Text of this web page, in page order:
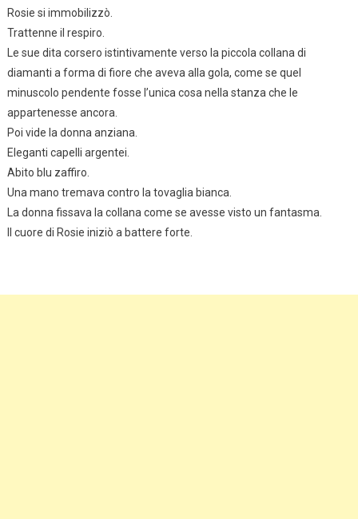
Rosie si immobilizzò.
Trattenne il respiro.
Le sue dita corsero istintivamente verso la piccola collana di
diamanti a forma di fiore che aveva alla gola, come se quel
minuscolo pendente fosse l’unica cosa nella stanza che le
appartenesse ancora.
Poi vide la donna anziana.
Eleganti capelli argentei.
Abito blu zaffiro.
Una mano tremava contro la tovaglia bianca.
La donna fissava la collana come se avesse visto un fantasma.
Il cuore di Rosie iniziò a battere forte.